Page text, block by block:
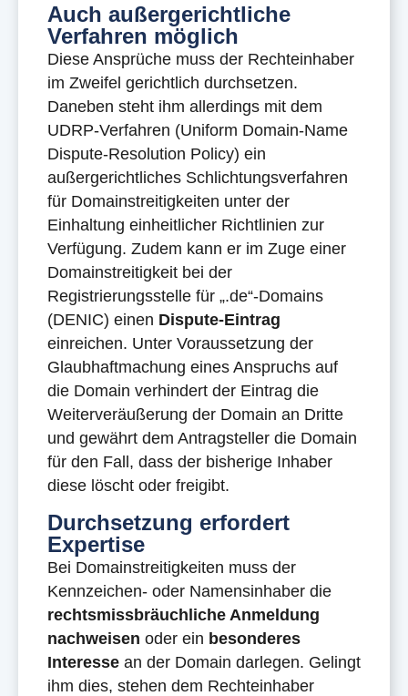
Auch außergerichtliche
Verfahren möglich
Diese Ansprüche muss der Rechteinhaber
im Zweifel gerichtlich durchsetzen.
Daneben steht ihm allerdings mit dem
UDRP-Verfahren (Uniform Domain-Name
Dispute-Resolution Policy) ein
außergerichtliches Schlichtungsverfahren
für Domainstreitigkeiten unter der
Einhaltung einheitlicher Richtlinien zur
Verfügung. Zudem kann er im Zuge einer
Domainstreitigkeit bei der
Registrierungsstelle für „.de“-Domains
(DENIC) einen Dispute-Eintrag
einreichen. Unter Voraussetzung der
Glaubhaftmachung eines Anspruchs auf
die Domain verhindert der Eintrag die
Weiterveräußerung der Domain an Dritte
und gewährt dem Antragsteller die Domain
für den Fall, dass der bisherige Inhaber
diese löscht oder freigibt.
Durchsetzung erfordert
Expertise
Bei Domainstreitigkeiten muss der
Kennzeichen- oder Namensinhaber die
rechtsmissbräuchliche Anmeldung
nachweisen oder ein besonderes
Interesse an der Domain darlegen. Gelingt
ihm dies, stehen dem Rechteinhaber